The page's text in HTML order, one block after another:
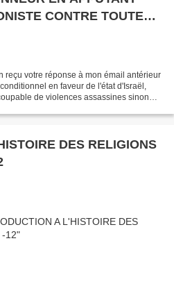
CONTRE TOUTE
reçu votre réponse à mon émail antérieur
en faveur de l'état d'Israël,
de violences assassines sinon
DES RELIGIONS